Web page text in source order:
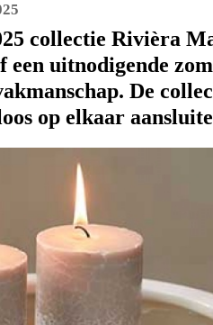
collectie Rivièra
een uitnodigende
De
op elkaar